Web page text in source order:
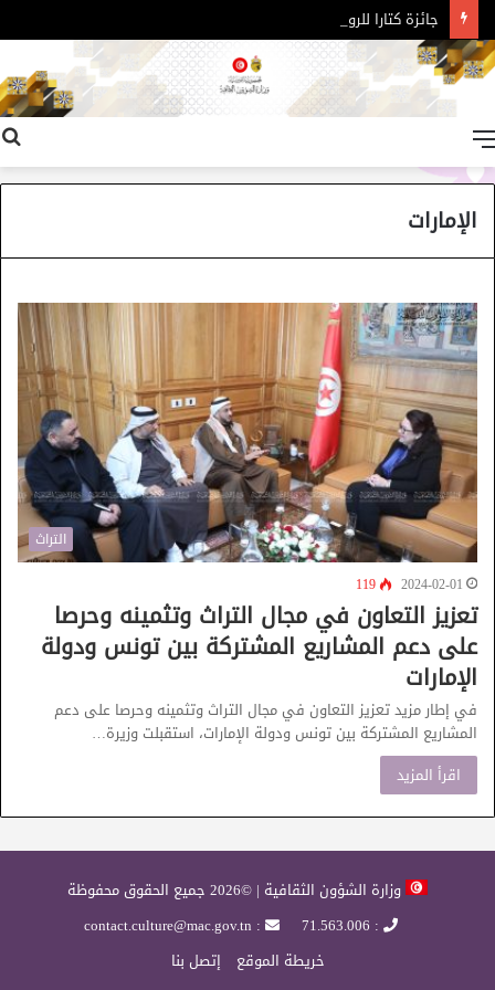
جائزة كتارا للرواية العربية – الدورة 11
الإمارات
التراث
2024-02-01
119
تعزيز التعاون في مجال التراث وتثمينه وحرصا
على دعم المشاريع المشتركة بين تونس ودولة
الإمارات
في إطار مزيد تعزيز التعاون في مجال التراث وتثمينه وحرصا على دعم
المشاريع المشتركة بين تونس ودولة الإمارات، استقبلت وزيرة…
اقرأ المزيد
وزارة الشؤون الثقافية | ©2026 جميع الحقوق محفوظة
: 71.563.006
: contact.culture@mac.gov.tn
خريطة الموقع
إتصل بنا